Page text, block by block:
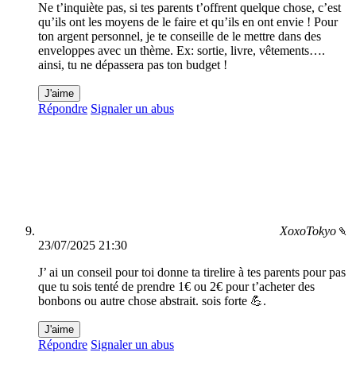
Ne t’inquiète pas, si tes parents t’offrent quelque chose, c’est
qu’ils ont les moyens de le faire et qu’ils en ont envie ! Pour
ton argent personnel, je te conseille de le mettre dans des
enveloppes avec un thème. Ex: sortie, livre, vêtements….
ainsi, tu ne dépassera pas ton budget !
J'aime
Répondre Signaler un abus
XoxoTokyo🍡
23/07/2025 21:30
J’ ai un conseil pour toi donne ta tirelire à tes parents pour pas
que tu sois tenté de prendre 1€ ou 2€ pour t’acheter des
bonbons ou autre chose abstrait. sois forte 💪.
J'aime
Répondre Signaler un abus